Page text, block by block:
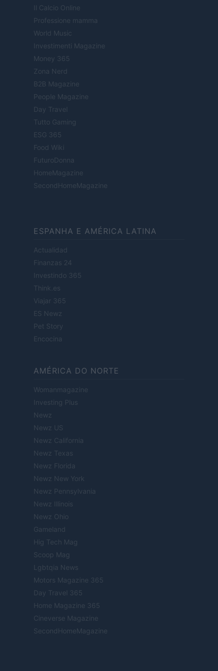
Il Calcio Online
Professione mamma
World Music
Investimenti Magazine
Money 365
Zona Nerd
B2B Magazine
People Magazine
Day Travel
Tutto Gaming
ESG 365
Food Wiki
FuturoDonna
HomeMagazine
SecondHomeMagazine
ESPANHA E AMÉRICA LATINA
Actualidad
Finanzas 24
Investindo 365
Think.es
Viajar 365
ES Newz
Pet Story
Encocina
AMÉRICA DO NORTE
Womanmagazine
Investing Plus
Newz
Newz US
Newz California
Newz Texas
Newz Florida
Newz New York
Newz Pennsylvania
Newz Illinois
Newz Ohio
Gameland
Hig Tech Mag
Scoop Mag
Lgbtqia News
Motors Magazine 365
Day Travel 365
Home Magazine 365
Cineverse Magazine
SecondHomeMagazine